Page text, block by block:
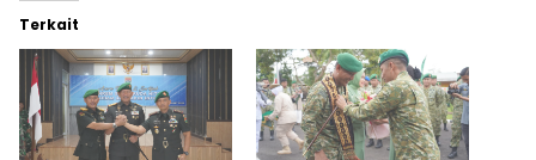
Terkait